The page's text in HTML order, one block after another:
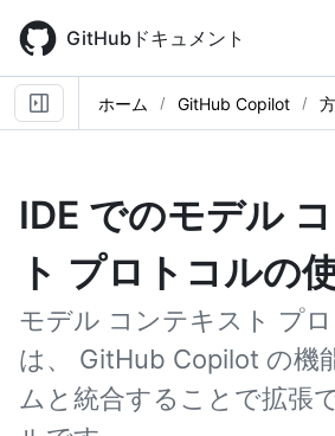
main
content
GitHubドキュメント
ホーム GitHub Copilot
IDE でのモデル
ト プロトコルの
モデル コンテキスト プ
は、 GitHub Copilot の機
ムと統合することで拡張